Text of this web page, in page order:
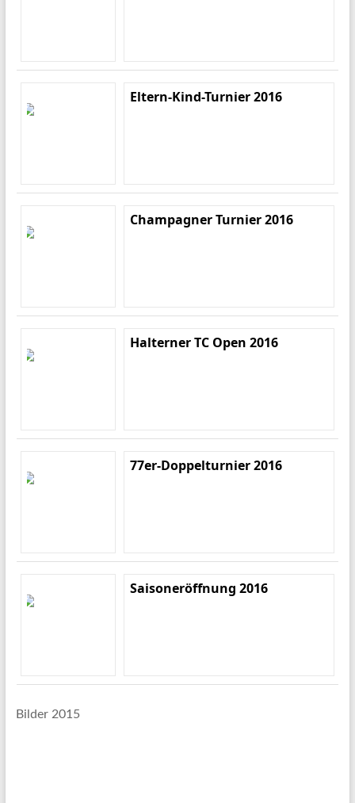
Eltern-Kind-Turnier 2016
Champagner Turnier 2016
Halterner TC Open 2016
77er-Doppelturnier 2016
Saisoneröffnung 2016
Bilder 2015